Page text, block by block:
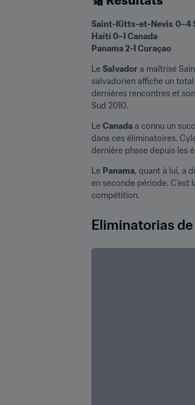
Saint-Kitts-et-Nevis 0–4
Haïtí 0–1 Canada
Panama 2-1 Curaçao
Le Salvador a maîtrisé
salvadorien affiche un
dernières rencontres et
Sud 2010.
Le Canada a connu un
dans ces éliminatoires.
dernière phase depuis les
Le Panama, quant à lui, a
en seconde période. C'est
compétition.
Eliminatorias